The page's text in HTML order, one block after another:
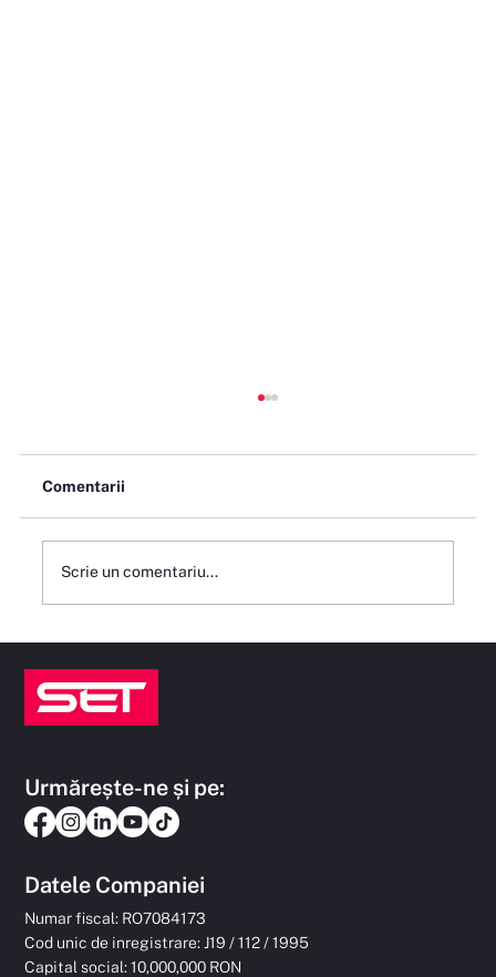
contează mai mult contextul
Comentarii
Scrie un comentariu...
Urmărește-ne și pe:
Datele Companiei
Numar fiscal: RO7084173
Cod unic de inregistrare: J19 / 112 / 1995
Capital social: 10,000,000 RON